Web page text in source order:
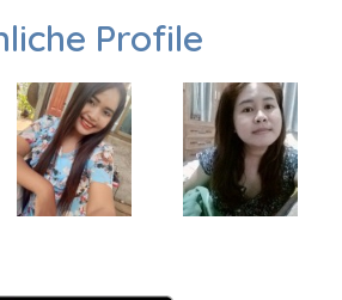
Profile